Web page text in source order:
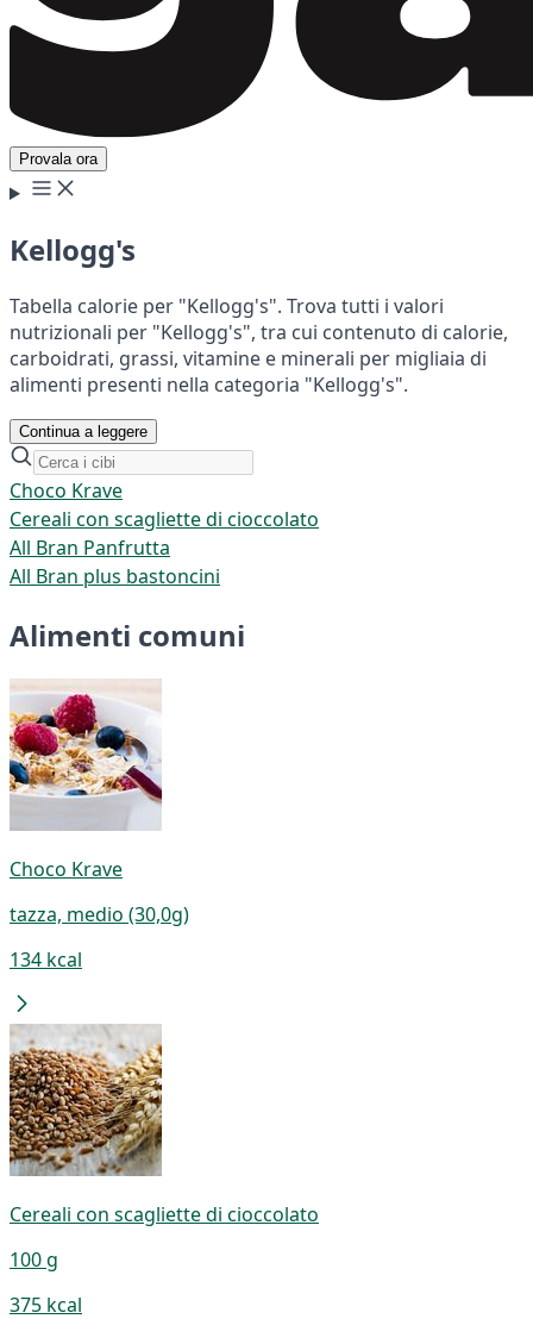
Provala ora
Kellogg's
Tabella calorie per "Kellogg's". Trova tutti i valori
nutrizionali per "Kellogg's", tra cui contenuto di calorie,
carboidrati, grassi, vitamine e minerali per migliaia di
alimenti presenti nella categoria "Kellogg's".
Continua a leggere
Choco Krave
Cereali con scagliette di cioccolato
All Bran Panfrutta
All Bran plus bastoncini
Alimenti comuni
Choco Krave
tazza, medio (30,0g)
134 kcal
Cereali con scagliette di cioccolato
100 g
375 kcal